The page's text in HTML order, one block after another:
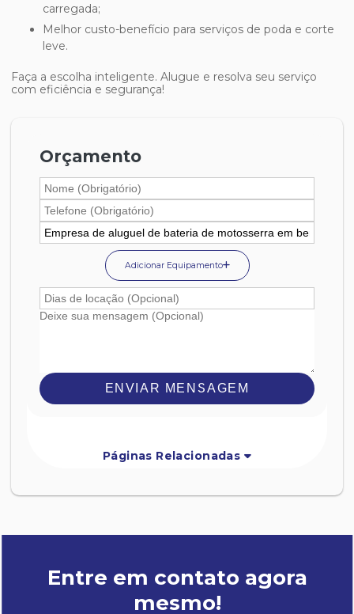
carregada;
Melhor custo-benefício para serviços de poda e corte
leve.
Faça a escolha inteligente. Alugue e resolva seu serviço
com eficiência e segurança!
Orçamento
Adicionar Equipamento
ENVIAR MENSAGEM
Páginas Relacionadas
Entre em contato agora
mesmo!